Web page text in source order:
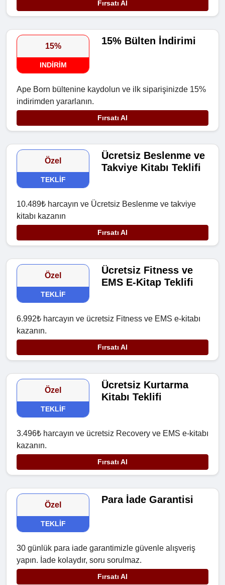
Fırsatı Al
15%
INDIRIM
15% Bülten İndirimi
Ape Born bültenine kaydolun ve ilk siparişinizde 15%
indirimden yararlanın.
Fırsatı Al
Özel
TEKLIF
Ücretsiz Beslenme ve
Takviye Kitabı Teklifi
10.489₺ harcayın ve Ücretsiz Beslenme ve takviye
kitabı kazanın
Fırsatı Al
Özel
TEKLIF
Ücretsiz Fitness ve
EMS E-Kitap Teklifi
6.992₺ harcayın ve ücretsiz Fitness ve EMS e-kitabı
kazanın.
Fırsatı Al
Özel
TEKLIF
Ücretsiz Kurtarma
Kitabı Teklifi
3.496₺ harcayın ve ücretsiz Recovery ve EMS e-kitabı
kazanın.
Fırsatı Al
Özel
TEKLIF
Para İade Garantisi
30 günlük para iade garantimizle güvenle alışveriş
yapın. İade kolaydır, soru sorulmaz.
Fırsatı Al